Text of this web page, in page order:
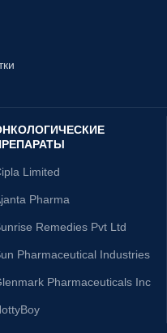
Limited
Pharma
Remedies Pvt Ltd
Pharmaceutical Industries
Pharmaceuticals Inc